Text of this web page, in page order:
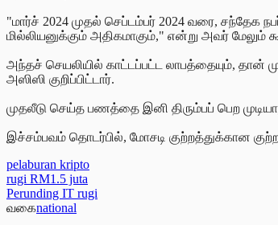
"மார்ச் 2024 முதல் செப்டம்பர் 2024 வரை, சந்தேக
மில்லியனுக்கும் அதிகமாகும்," என்று அவர் மேலும்
அந்தச் செயலியில் காட்டப்பட்ட லாபத்தையும்,
அஸிஸி குறிப்பிட்டார்.
முதலீடு செய்த பணத்தை இனி திரும்பப் பெற
இச்சம்பவம் தொடர்பில், மோசடி குற்றத்துக்கான
pelaburan kripto
rugi RM1.5 juta
Perunding IT rugi
வகைnational